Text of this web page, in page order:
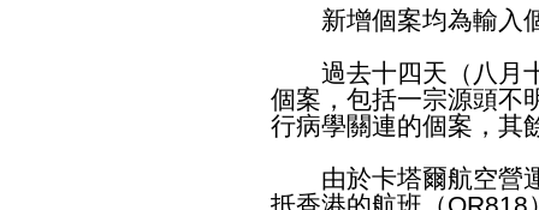
新增個案均為輸入
過去十四天（八月十
個案，包括一宗源頭不
行病學關連的個案，其
由於卡塔爾航空營運